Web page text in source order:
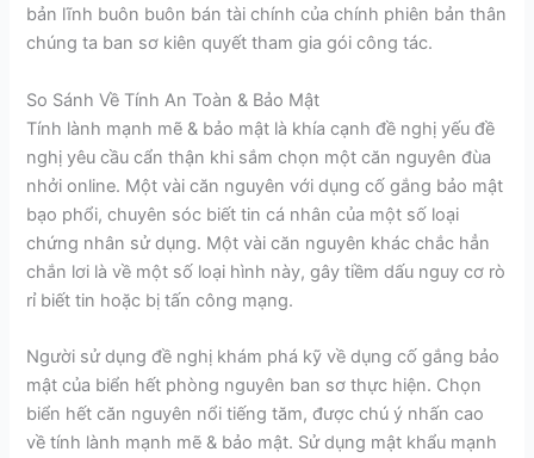
bản lĩnh buôn buôn bán tài chính của chính phiên bản thân
chúng ta ban sơ kiên quyết tham gia gói công tác.
So Sánh Về Tính An Toàn & Bảo Mật
Tính lành mạnh mẽ & bảo mật là khía cạnh đề nghị yếu đề
nghị yêu cầu cẩn thận khi sắm chọn một căn nguyên đùa
nhởi online. Một vài căn nguyên với dụng cố gắng bảo mật
bạo phổi, chuyên sóc biết tin cá nhân của một số loại
chứng nhân sử dụng. Một vài căn nguyên khác chắc hẳn
chắn lơi là về một số loại hình này, gây tiềm dấu nguy cơ rò
rỉ biết tin hoặc bị tấn công mạng.
Người sử dụng đề nghị khám phá kỹ về dụng cố gắng bảo
mật của biển hết phòng nguyên ban sơ thực hiện. Chọn
biển hết căn nguyên nổi tiếng tăm, được chú ý nhấn cao
về tính lành mạnh mẽ & bảo mật. Sử dụng mật khẩu mạnh